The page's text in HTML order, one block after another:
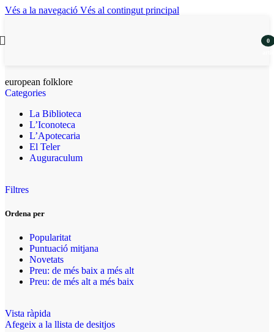
Vés a la navegació Vés al contingut principal
0
european folklore
Categories
La Biblioteca
L’Iconoteca
L’Apotecaria
El Teler
Auguraculum
Filtres
Ordena per
Popularitat
Puntuació mitjana
Novetats
Preu: de més baix a més alt
Preu: de més alt a més baix
Vista ràpida
Afegeix a la llista de desitjos